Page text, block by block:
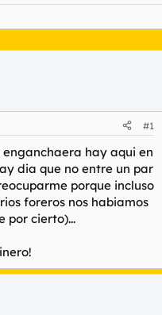
#1
enganchaera hay aqui en
dia que no entre un par
porque incluso
foreros nos habiamos
por cierto)...